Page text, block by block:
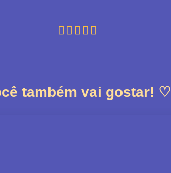
    
também vai gostar! ♡